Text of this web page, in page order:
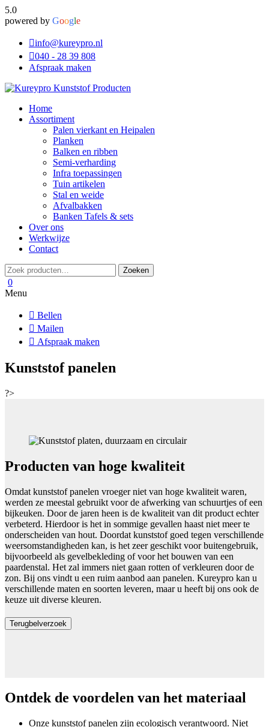
5.0
powered by Google
info@kureypro.nl
040 - 28 39 808
Afspraak maken
Home
Assortiment
Palen vierkant en Heipalen
Planken
Balken en ribben
Semi-verharding
Infra toepassingen
Tuin artikelen
Stal en weide
Afvalbakken
Banken Tafels & sets
Over ons
Werkwijze
Contact
Zoeken
naar:
Zoeken
0
Menu
Bellen
Mailen
Afspraak maken
Kunststof panelen
?>
Producten van hoge kwaliteit
Omdat kunststof panelen vroeger niet van hoge kwaliteit waren,
werden ze meestal gebruikt voor de afwerking van schuurtjes of een
bijkeuken. Door de jaren heen is de kwaliteit van dit product echter
verbeterd. Hierdoor is het in sommige gevallen haast niet meer te
onderscheiden van hout. Doordat kunststof goed tegen verschillende
weersomstandigheden kan, is het zeer geschikt voor buitengebruik,
bijvoorbeeld als gevelbekleding of voor het bouwen van een
paardenstal. Het zal immers niet gaan rotten of verkleuren door de
zon. Bij ons vindt u een ruim aanbod aan panelen. Kureypro kan u
verschillende maten en soorten leveren, maar u heeft bij ons ook de
keuze uit diverse kleuren.
Terugbelverzoek
Ontdek de voordelen van het materiaal
Onze kunststof panelen zijn ecologisch verantwoord. Niet